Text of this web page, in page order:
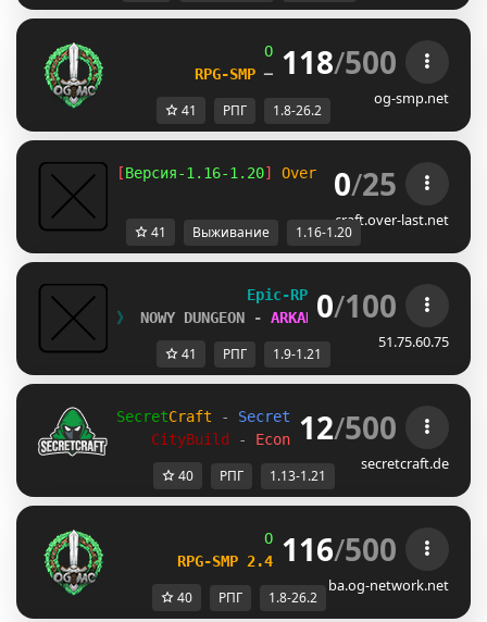
OG -Network | 1.8 - 26.2
RPG-SMP ─ CIV FACTIONS ─ SMP
118/500
og-smp.net
41 РПГ 1.8-26.2
[Версия-1.16-1.20] Over-Last.net -
0/25
craft.over-last.net
41 Выживание 1.16-1.20
Epic-RPG [ 1.9 - 1.21
》 NOWY DUNGEON - ARKANA PRZEDWIECZNYCH
0/100
51.75.60.75
41 РПГ 1.9-1.21
SecretCraft - SecretCraft Netzwerk - [
CityBuild
- Economy - Berufesystem
12/500
secretcraft.de
40 РПГ 1.13-1.21
OG -Network | 1.8 - 26.2
RPG-SMP 2.4
─ NEW DAILY QUESTS
116/500
ba.og-network.net
40 РПГ 1.8-26.2